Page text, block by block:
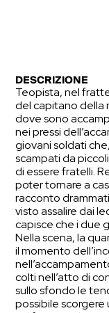
DESCRIZIONE
Teopista, nel
del capitano della
dove sono
nei pressi
giovani soldati
scampati da
di essere fratelli.
poter tornare a
racconto
visto assalire dai
capisce che i due
Nella scena, la
il momento
colti nell’atto di
sullo sfondo le
possibile scorgere